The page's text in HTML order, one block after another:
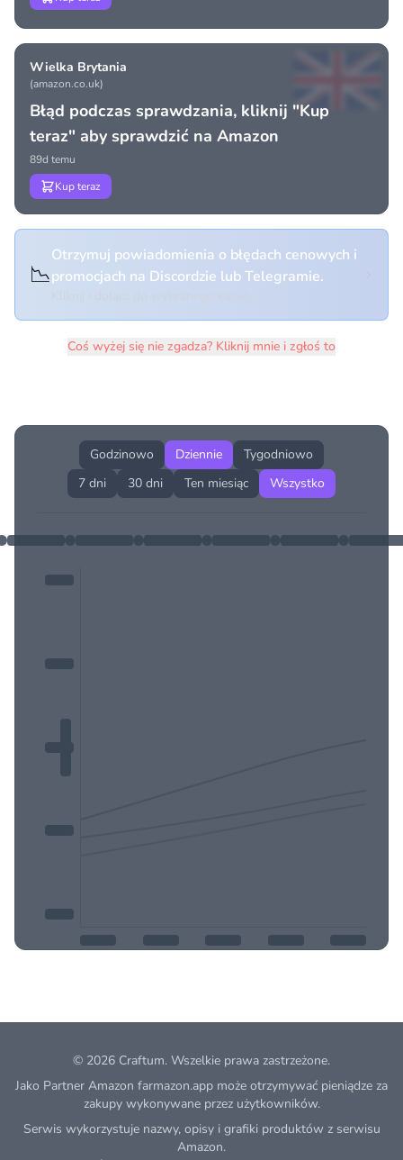
Wielka Brytania
(amazon.co.uk)
Błąd podczas sprawdzania, kliknij "Kup
teraz" aby sprawdzić na Amazon
89d temu
Kup teraz
📉
Otrzymuj powiadomienia o błędach cenowych i
promocjach na Discordzie lub Telegramie.
Coś wyżej się nie zgadza? Kliknij mnie i zgłoś to
Godzinowo Dziennie
Tygodniowo
7 dni
30 dni Ten miesiąc Wszystko
© 2026 Craftum. Wszelkie prawa zastrzeżone.
Jako Partner Amazon farmazon.app może otrzymywać pieniądze za
zakupy wykonywane przez użytkowników.
Serwis wykorzystuje nazwy, opisy i grafiki produktów z serwisu
Amazon.